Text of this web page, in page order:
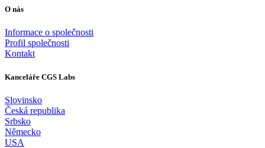
O nás
Informace o společnosti
Profil společnosti
Kontakt
Kanceláře CGS Labs
Slovinsko
Česká republika
Srbsko
Německo
USA